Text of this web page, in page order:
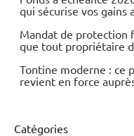
qui sécurise vos gains
Mandat de protection
que tout propriétaire
Tontine moderne : ce
revient en force
Catégories